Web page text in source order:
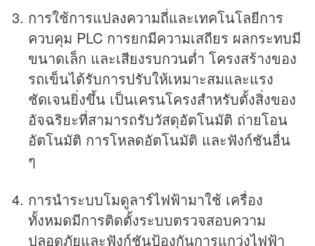
การใช้การแปลงความถี่และเทคโนโลยีการ
ควบคุม PLC การยกมีความเสถียร ผลกระทบมี
ขนาดเล็ก และเสียงรบกวนต่ำ โครงสร้างของ
รถเข็นได้รับการปรับให้เหมาะสมและแรง
ชัดเจนยิ่งขึ้น เป็นเครนโครงสำหรับตั้งสิ่งของ
อัจฉริยะที่สามารถรับวัสดุอัตโนมัติ ถ่ายโอน
อัตโนมัติ การโหลดอัตโนมัติ และฟังก์ชันอื่น
ๆ
การนำระบบโมดูลาร์ไฟฟ้ามาใช้ เครื่อง
ทั้งหมดมีการติดตั้งระบบตรวจสอบความ
ปลอดภัยและฟังก์ชันป้องกันการแกว่งไฟฟ้า